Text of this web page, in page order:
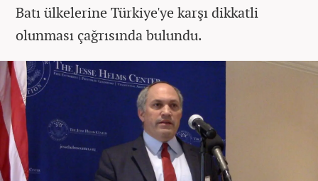
Batı ülkelerine Türkiye'ye karşı dikkatli
olunması çağrısında bulundu.